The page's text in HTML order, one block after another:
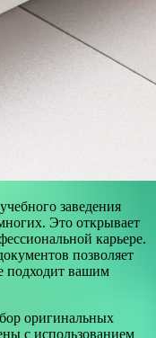
заведения
Это открывает
карьере.
позволяет
подходит вашим
оригинальных
с использованием